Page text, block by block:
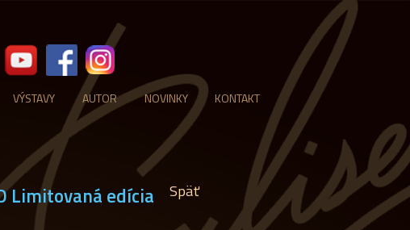
VÝSTAVY AUTOR NOVINKY KONTAKT
Limitovaná edícia Späť